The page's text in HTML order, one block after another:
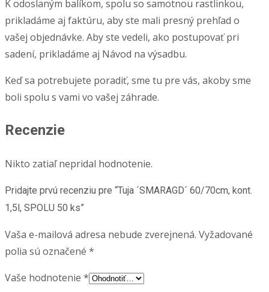
K odoslaným balíkom, spolu so samotnou rastlinkou,
prikladáme aj faktúru, aby ste mali presný prehľad o
vašej objednávke. Aby ste vedeli, ako postupovať pri
sadení, prikladáme aj Návod na výsadbu.
Keď sa potrebujete poradiť, sme tu pre vás, akoby sme
boli spolu s vami vo vašej záhrade.
Recenzie
Nikto zatiaľ nepridal hodnotenie.
Pridajte prvú recenziu pre “Tuja ´SMARAGD´ 60/70cm, kont.
1,5l, SPOLU 50 ks”
Vaša e-mailová adresa nebude zverejnená. Vyžadované
polia sú označené *
Vaše hodnotenie *